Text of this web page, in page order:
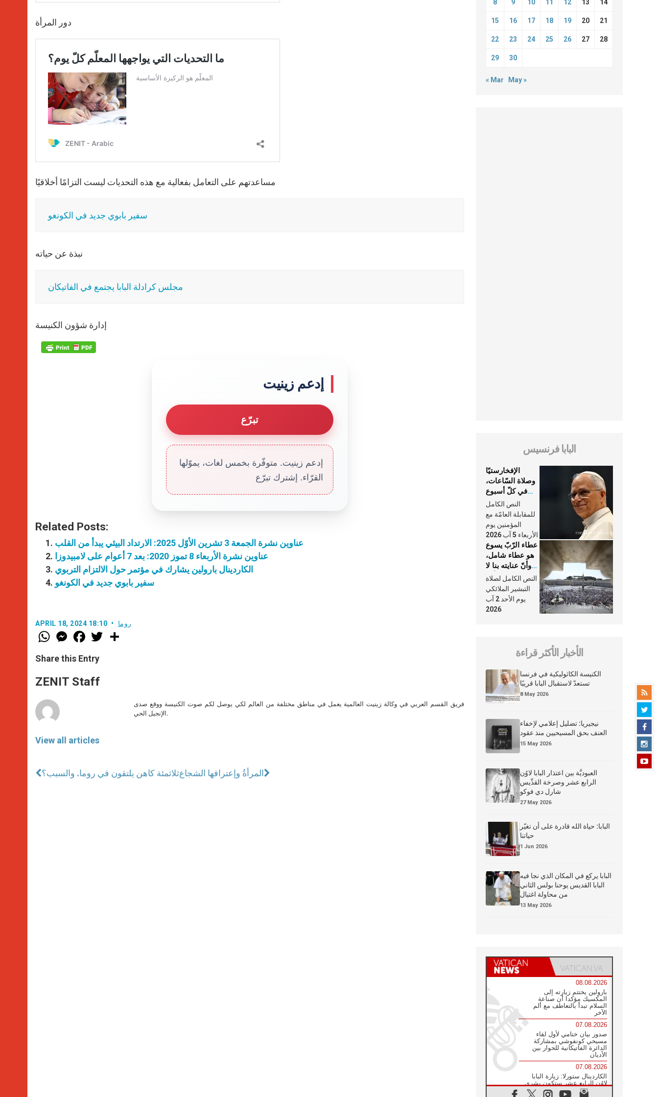
دور المرأة
مساعدتهم على التعامل بفعالية مع هذه التحديات ليست التزامًا أخلاقيًا
سفير بابوي جديد في الكونغو
نبذة عن حياته
مجلس كرادلة البابا يجتمع في الفاتيكان
إدارة شؤون الكنيسة
إدعم زينيت
تبرّع
إدعم زينيت. متوفّرة بخمس لغات، يموّلها
القرّاء. إشترك تبرّع
Related Posts:
عناوين نشرة الجمعة 3 تشرين الأوّل 2025: الارتداد البيئي يبدأ من القلب
عناوين نشرة الأربعاء 8 تموز 2020: بعد 7 أعوام على لامبيدوزا
الكاردينال بارولين يشارك في مؤتمر حول الالتزام التربوي
سفير بابوي جديد في الكونغو
APRIL 18, 2024 18:10 روما
W
h
t
s
p
p
M
e
s
e
g
e
F
a
e
b
o
k
w
Share this Entry
ZENIT Staff
View all articles
فريق القسم العربي في وكالة زينيت العالمية يعمل في مناطق مختلفة من العالم لكي يوصل لكم صوت الكنيسة ووقع صدى
الإنجيل الحي.
ثلاثمئة كاهن يلتقون في روما. والسبب؟المرأةُ وإعترافها الشجاع
8 9 10 11 12 13 14
15 16 17 18 19 20 21
22 23 24 25 26 27 28
29 30
« Mar May »
البابا فرنسيس
الإفخارستيّا
وصلاة السّاعات،
في كلّ أسبوع
وكلّ يوم، هما
النَّفَس في حياة
الكنيسة
النص الكامل
للمقابلة العامّة مع
المؤمنين يوم
الأربعاء 5 آب 2026
عطاء الرّبّ يسوع
هو عطاء شامل،
وأنّ عنايته بنا لا
تغيب عنّا أبدًا
النص الكامل لصلاة
التبشير الملائكي
يوم الأحد 2 آب
2026
الأخبار الأكثر قراءة
الكنيسة الكاثوليكية في فرنسا
تستعدّ لاستقبال البابا قريبًا
8 May 2026
نيجيريا: تضليل إعلامي لإخفاء
العنف بحق المسيحيين منذ عقود
15 May 2026
العبوديَّة بين اعتذار البابا لاوُن
الرابع عشر وصرخة القدِّيس
شارل دي فوكو
27 May 2026
البابا: حياة الله قادرة على أن تغيّر
حياتنا
1 Jun 2026
البابا يركع في المكان الذي نجا فيه
البابا القديس يوحنا بولس الثاني
من محاولة اغتيال
13 May 2026
08.08.2026
بارولين يختتم زيارته إلى
المكسيك مؤكدا أن صناعة
السلام تبدأ بالتعاطف مع ألم
الآخر
07.08.2026
صدور بيان ختامي لأول لقاء
مسيحي كونفوشي بمشاركة
الدائرة الفاتيكانية للحوار بين
الأديان
07.08.2026
الكاردينال ستورلا: زيارة البابا
لاوُن الرابع عشر ستكون بشرى
سارة للأوروغواي بأكملها